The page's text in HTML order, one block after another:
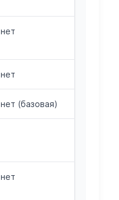
нет
нет
нет (базовая)
нет